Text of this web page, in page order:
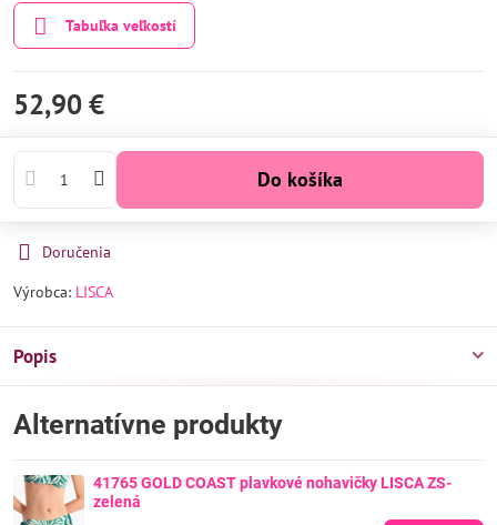
Tabuľka veľkostí
52,90 €
Do košíka
Doručenia
Výrobca: LISCA
Popis
Alternatívne produkty
41765 GOLD COAST plavkové nohavičky LISCA ZS-
zelená